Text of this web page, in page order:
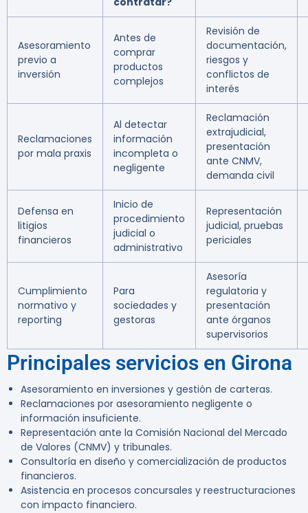
Asesoramiento
previo a
inversión
Antes de
comprar
productos
complejos
Revisión de
documentación,
riesgos y
conflictos de
interés
Reclamaciones
por mala praxis
Al detectar
información
incompleta o
negligente
Reclamación
extrajudicial,
presentación
ante CNMV,
demanda civil
Defensa en
litigios
financieros
Inicio de
procedimiento
judicial o
administrativo
Representación
judicial, pruebas
periciales
Cumplimiento
normativo y
reporting
Para
sociedades y
gestoras
Asesoría
regulatoria y
presentación
ante órganos
supervisorios
Principales servicios en Girona
Asesoramiento en inversiones y gestión de carteras.
Reclamaciones por asesoramiento negligente o
información insuficiente.
Representación ante la Comisión Nacional del Mercado
de Valores (CNMV) y tribunales.
Consultoría en diseño y comercialización de productos
financieros.
Asistencia en procesos concursales y reestructuraciones
con impacto financiero.